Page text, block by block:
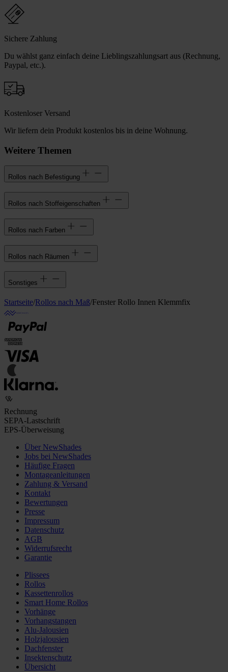
Sichere Zahlung
Du wählst ganz einfach deine Lieblingszahlungsart aus (Rechnung,
Paypal, etc.).
Kostenloser Versand
Wir liefern dein Produkt kostenlos bis in deine Wohnung.
Weitere Themen
Rollos nach Befestigung
Rollos nach Stoffeigenschaften
Rollos nach Farben
Rollos nach Räumen
Sonstiges
Startseite/Rollos nach Maß/Fenster Rollo Innen Klemmfix
Rechnung
SEPA-Lastschrift
EPS-Überweisung
Über NewShades
Jobs bei NewShades
Häufige Fragen
Montageanleitungen
Zahlung & Versand
Kontakt
Bewertungen
Presse
Impressum
Datenschutz
AGB
Widerrufsrecht
Garantie
Plissees
Rollos
Kassettenrollos
Smart Home Rollos
Vorhänge
Vorhangstangen
Alu-Jalousien
Holzjalousien
Dachfenster
Insektenschutz
Übersicht